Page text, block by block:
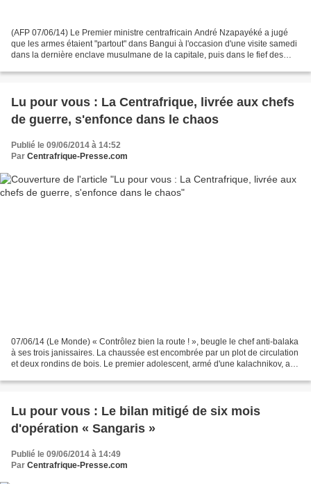
(AFP 07/06/14) Le Premier ministre centrafricain André Nzapayéké a jugé
que les armes étaient "partout" dans Bangui à l'occasion d'une visite samedi
dans la dernière enclave musulmane de la capitale, puis dans le fief des
Lu pour vous : La Centrafrique, livrée aux chefs
de guerre, s'enfonce dans le chaos
Publié le 09/06/2014 à 14:52
Par Centrafrique-Presse.com
07/06/14 (Le Monde) « Contrôlez bien la route ! », beugle le chef anti-balaka
à ses trois janissaires. La chaussée est encombrée par un plot de circulation
et deux rondins de bois. Le premier adolescent, armé d'une kalachnikov, a
Lu pour vous : Le bilan mitigé de six mois
d'opération « Sangaris »
Publié le 09/06/2014 à 14:49
Par Centrafrique-Presse.com